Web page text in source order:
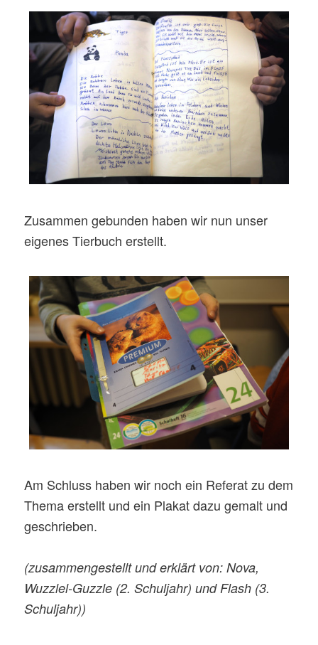
Zusammen gebunden haben wir nun unser
eigenes Tierbuch erstellt.
Am Schluss haben wir noch ein Referat zu dem
Thema erstellt und ein Plakat dazu gemalt und
geschrieben.
(zusammengestellt und erklärt von: Nova,
Wuzzlel-Guzzle (2. Schuljahr) und Flash (3.
Schuljahr))